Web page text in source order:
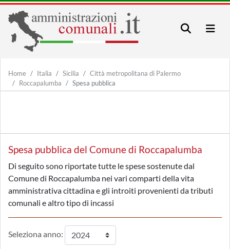
Home Italia Sicilia
Città metropolitana di Palermo
Roccapalumba
Spesa pubblica
Spesa pubblica del Comune di Roccapalumba
Di seguito sono riportate tutte le spese sostenute dal
Comune di Roccapalumba nei vari comparti della vita
amministrativa cittadina e gli introiti provenienti da tributi
comunali e altro tipo di incassi
Seleziona anno: